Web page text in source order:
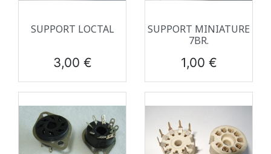
SUPPORT LOCTAL
Prix
3,00 €
SUPPORT MINIATURE
7BR.
Prix
1,00 €